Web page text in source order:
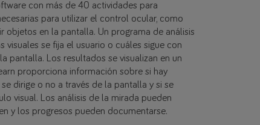
con más de 40 actividades para
para utilizar el control ocular, como
objetos en la pantalla. Un programa de análisis
visuales se fija el usuario o cuáles sigue con
pantalla. Los resultados se visualizan en un
proporciona información sobre si hay
dirige o no a través de la pantalla y si se
visual. Los análisis de la mirada pueden
y los progresos pueden documentarse.